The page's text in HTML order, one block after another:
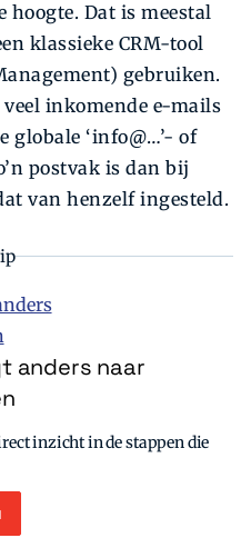
hoogte. Dat is meestal
klassieke CRM-tool
gebruiken.
inkomende e-mails
globale ‘info@…’- of
postvak is dan bij
van henzelf ingesteld.
anders naar
inzicht in de stappen die